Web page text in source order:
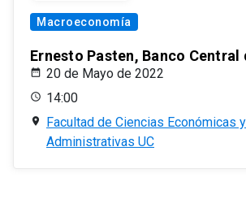
Macroeconomía
Ernesto Pasten, Banco Central
20 de Mayo de 2022
14:00
Facultad de Ciencias Económicas y
Administrativas UC